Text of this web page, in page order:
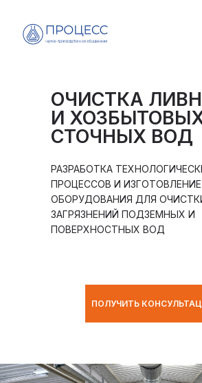
ОЧИСТКА
И
СТОЧНЫХ ВОД
РАЗРАБОТКА
ПРОЦЕССОВ И ИЗГОТОВЛЕНИЕ
ОБОРУДОВАНИЯ ДЛЯ
ЗАГРЯЗНЕНИЙ ПОДЗЕМНЫХ И
ПОВЕРХНОСТНЫХ ВОД
ПОЛУЧИТЬ